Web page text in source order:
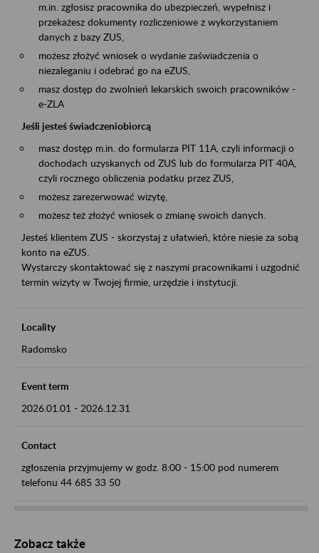
m.in. zgłosisz pracownika do ubezpieczeń, wypełnisz i
przekażesz dokumenty rozliczeniowe z wykorzystaniem
danych z bazy ZUS,
możesz złożyć wniosek o wydanie zaświadczenia o
niezaleganiu i odebrać go na eZUS,
masz dostęp do zwolnień lekarskich swoich pracowników -
e-ZLA
Jeśli jesteś świadczeniobiorcą
masz dostęp m.in. do formularza PIT 11A, czyli informacji o
dochodach uzyskanych od ZUS lub do formularza PIT 40A,
czyli rocznego obliczenia podatku przez ZUS,
możesz zarezerwować wizytę,
możesz też złożyć wniosek o zmianę swoich danych.
Jesteś klientem ZUS - skorzystaj z ułatwień, które niesie za sobą
konto na eZUS.
Wystarczy skontaktować się z naszymi pracownikami i uzgodnić
termin wizyty w Twojej firmie, urzędzie i instytucji.
Locality
Radomsko
Event term
2026.01.01 - 2026.12.31
Contact
zgłoszenia przyjmujemy w godz. 8:00 - 15:00 pod numerem
telefonu 44 685 33 50
Zobacz także